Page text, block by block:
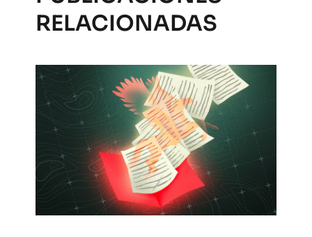
RELACIONADAS